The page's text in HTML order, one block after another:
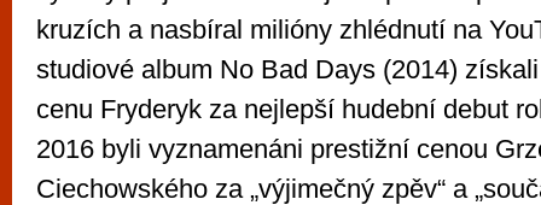
kruzích a nasbíral milióny zhlédnutí na
studiové album No Bad Days (2014)
cenu Fryderyk za nejlepší hudební debut
2016 byli vyznamenáni prestižní cenou
Ciechowského za „výjimečný zpěv“ a